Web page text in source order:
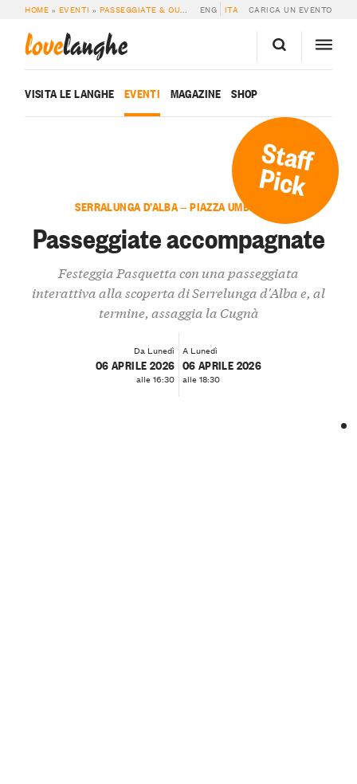
HOME » EVENTI »PASSEGGIATE & OUTDOOR » PASSEGGIATE ACCOMPAGNATE
ENG ITA CARICA UN EVENTO
lovelanghe
VISITA LE LANGHE EVENTI MAGAZINE SHOP
Staff
Pick
SERRALUNGA D’ALBA — PIAZZA UMBERTO I
Passeggiate accompagnate
Festeggia Pasquetta con una passeggiata
interattiva alla scoperta di Serrelunga d'Alba e, al
termine, assaggia la Cugnà
Da Lunedì
06 APRILE 2026
alle 16:30
A Lunedì
06 APRILE 2026
alle 18:30